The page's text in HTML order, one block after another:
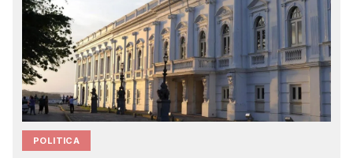
POLITICA